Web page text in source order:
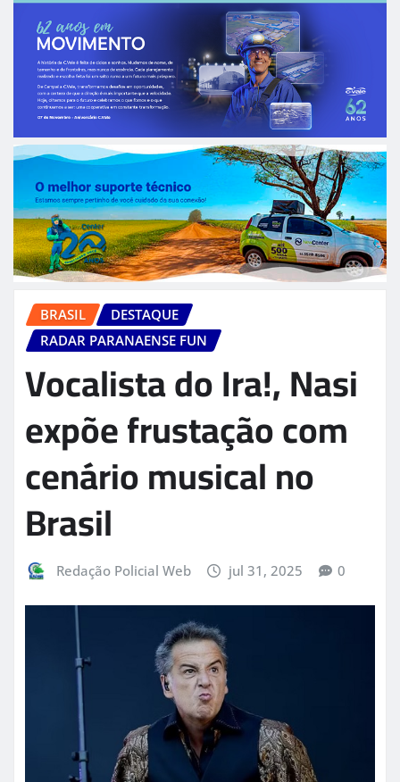
BRASIL
DESTAQUE
RADAR PARANAENSE FUN
Vocalista do Ira!, Nasi
expõe frustação com
cenário musical no
Brasil
Redação Policial Web jul 31, 2025 0